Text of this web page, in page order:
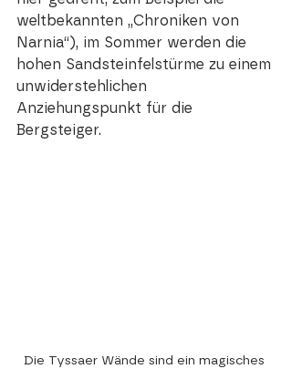
weltbekannten „Chroniken von
Narnia“), im Sommer werden die
hohen Sandsteinfelstürme zu einem
unwiderstehlichen
Anziehungspunkt für die
Bergsteiger.
Die Tyssaer Wände sind ein magisches